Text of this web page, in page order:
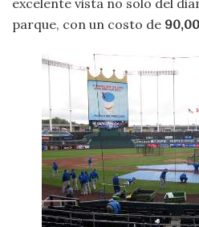
parque, con un costo de